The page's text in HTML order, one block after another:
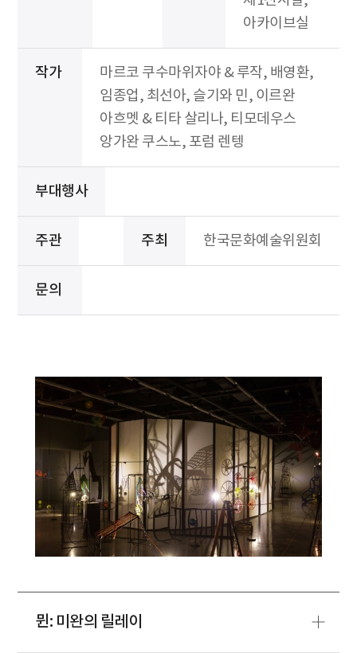
아카이브실
작가
마르코 쿠수마위자야 & 루작, 배영환,
임종업, 최선아, 슬기와 민, 이르완
아흐멧 & 티타 살리나, 티모데우스
앙가완 쿠스노, 포럼 렌텡
부대행사
주관 주최 한국문화예술위원회
문의
뮌: 미완의 릴레이